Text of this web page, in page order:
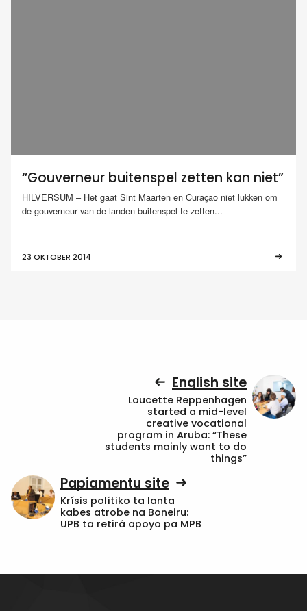
“Gouverneur buitenspel zetten kan niet”
HILVERSUM – Het gaat Sint Maarten en Curaçao niet lukken om
de gouverneur van de landen buitenspel te zetten...
23 OKTOBER 2014
English site
Loucette Reppenhagen
started a mid-level
creative vocational
program in Aruba: “These
students mainly want to do
things”
Papiamentu site
Krísis polítiko ta lanta
kabes atrobe na Boneiru:
UPB ta retirá apoyo pa MPB